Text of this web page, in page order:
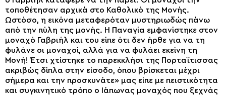
τοποθέτησαν αρχικά στο Καθολικό της Μονής.
Ωστόσο, η εικόνα μεταφερόταν μυστηριωδώς πάνω
από την πύλη της μονής. Η Παναγία εμφανίστηκε στον
μοναχό Γαβριήλ και του είπε ότι δεν ήρθε για να τη
φυλάνε οι μοναχοί, αλλά για να φυλάει εκείνη τη
Μονή! Έτσι χτίστηκε το παρεκκλήσι της Πορταΐτισσας
ακριβώς δίπλα στην είσοδο, όπου βρίσκεται μέχρι
σήμερα και την προσκυνάτε» μας είπε με πειστικότητα
και συγκινητικό τρόπο ο Ιάπωνας μοναχός που ξεχνάς